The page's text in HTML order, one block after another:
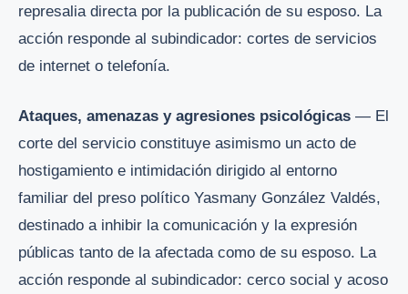
represalia directa por la publicación de su esposo. La
acción responde al subindicador: cortes de servicios
de internet o telefonía.
Ataques, amenazas y agresiones psicológicas — El
corte del servicio constituye asimismo un acto de
hostigamiento e intimidación dirigido al entorno
familiar del preso político Yasmany González Valdés,
destinado a inhibir la comunicación y la expresión
públicas tanto de la afectada como de su esposo. La
acción responde al subindicador: cerco social y acoso